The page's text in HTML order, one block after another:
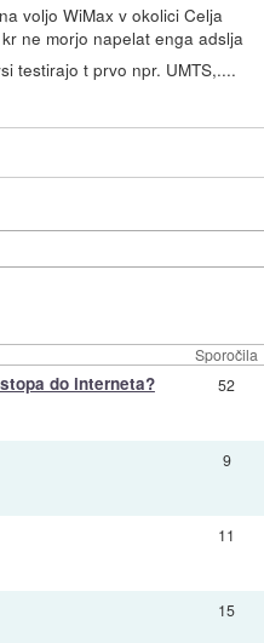
voljo WiMax v okolici Celja
ne morjo napelat enga adslja
testirajo t prvo npr. UMTS,....
Sporočila
do interneta? 52
9
11
15